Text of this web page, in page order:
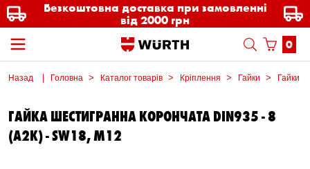
Безкоштовна доставка при замовленні
від 2000 грн
0
Назад Головна Каталог товарів Кріплення Гайки Гайки
ГАЙКА ШЕСТИГРАННА КОРОНЧАТА DIN935 - 8
(A2K) - SW18, M12